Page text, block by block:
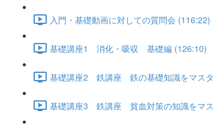
入門・基礎動画に対しての質問会 (116:22)
基礎講座1 消化・吸収 基礎編 (126:10)
基礎講座2 鉄講座 鉄の基礎知識をマス
基礎講座3 鉄講座 貧血対策の知識をマ